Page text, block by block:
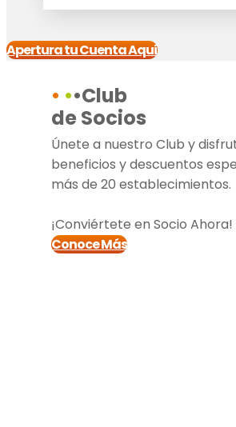
Apertura tu Cuenta Aquí
• ••Club
de Socios
Únete a nuestro Club y
beneficios y descuentos
más de 20 establecimientos.
¡Conviértete en Socio Ahora!
Conoce Más